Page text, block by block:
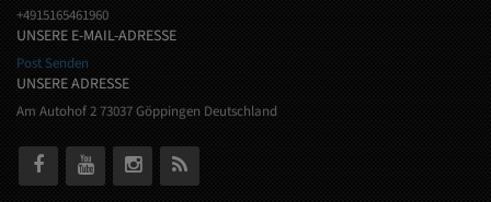
+4915165461960
UNSERE E-MAIL-ADRESSE
Post Senden
UNSERE ADRESSE
Am Autohof 2 73037 Göppingen Deutschland